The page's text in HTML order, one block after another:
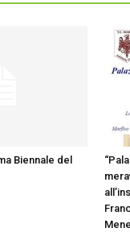
Biennale del